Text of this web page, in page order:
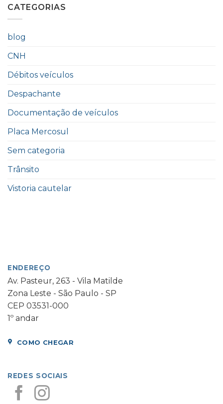
CATEGORIAS
blog
CNH
Débitos veículos
Despachante
Documentação de veículos
Placa Mercosul
Sem categoria
Trânsito
Vistoria cautelar
ENDEREÇO
Av. Pasteur, 263 - Vila Matilde
Zona Leste - São Paulo - SP
CEP 03531-000
1º andar
COMO CHEGAR
REDES SOCIAIS